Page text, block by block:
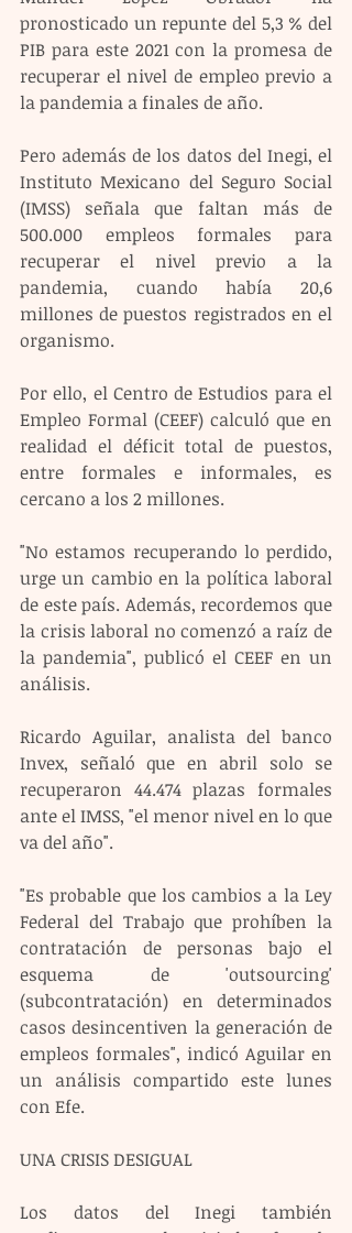
pronosticado un repunte del 5,3 % del
PIB para este 2021 con la promesa de
recuperar el nivel de empleo previo a
la pandemia a finales de año.
Pero además de los datos del Inegi, el
Instituto Mexicano del Seguro Social
(IMSS) señala que faltan más de
500.000 empleos formales para
recuperar el nivel previo a la
pandemia, cuando había 20,6
millones de puestos registrados en el
organismo.
Por ello, el Centro de Estudios para el
Empleo Formal (CEEF) calculó que en
realidad el déficit total de puestos,
entre formales e informales, es
cercano a los 2 millones.
"No estamos recuperando lo perdido,
urge un cambio en la política laboral
de este país. Además, recordemos que
la crisis laboral no comenzó a raíz de
la pandemia", publicó el CEEF en un
análisis.
Ricardo Aguilar, analista del banco
Invex, señaló que en abril solo se
recuperaron 44.474 plazas formales
ante el IMSS, "el menor nivel en lo que
va del año".
"Es probable que los cambios a la Ley
Federal del Trabajo que prohíben la
contratación de personas bajo el
esquema de 'outsourcing'
(subcontratación) en determinados
casos desincentiven la generación de
empleos formales", indicó Aguilar en
un análisis compartido este lunes
con Efe.
UNA CRISIS DESIGUAL
Los datos del Inegi también